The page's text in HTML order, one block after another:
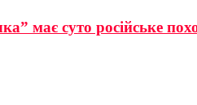
має суто російське